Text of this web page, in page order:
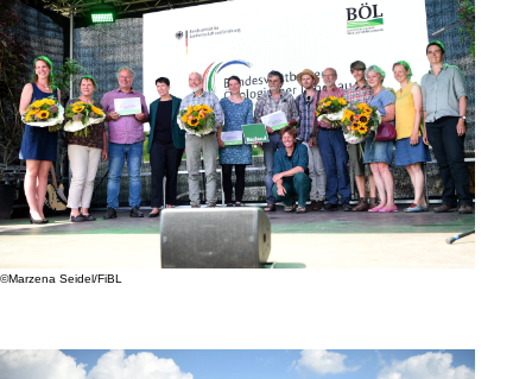
©Marzena Seidel/FiBL